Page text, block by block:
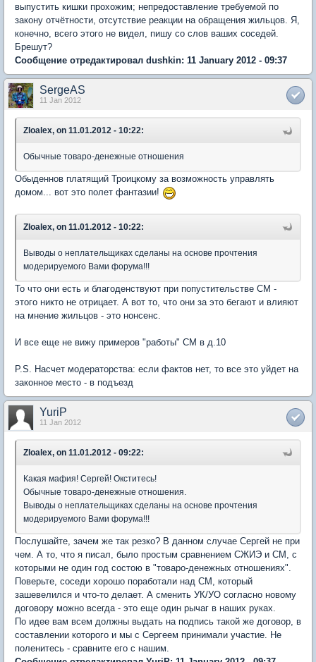
выпустить кишки прохожим; непредоставление требуемой по
закону отчётности, отсутствие реакции на обращения жильцов. Я,
конечно, всего этого не видел, пишу со слов ваших соседей.
Брешут?
Сообщение отредактировал dushkin: 11 January 2012 - 09:37
SergeAS
11 Jan 2012
Zloalex, on 11.01.2012 - 10:22:
Обычные товаро-денежные отношения
Обыденнов платящий Троицкому за возможность управлять
домом... вот это полет фантазии!
Zloalex, on 11.01.2012 - 10:22:
Выводы о неплательщиках сделаны на основе прочтения
модерируемого Вами форума!!!
То что они есть и благоденствуют при попустительстве СМ -
этого никто не отрицает. А вот то, что они за это бегают и влияют
на мнение жильцов - это нонсенс.
И все еще не вижу примеров "работы" СМ в д.10
P.S. Насчет модераторства: если фактов нет, то все это уйдет на
законное место - в подъезд
YuriP
11 Jan 2012
Zloalex, on 11.01.2012 - 09:22:
Какая мафия! Сергей! Окститесь!
Обычные товаро-денежные отношения.
Выводы о неплательщиках сделаны на основе прочтения
модерируемого Вами форума!!!
Послушайте, зачем же так резко? В данном случае Сергей не при
чем. А то, что я писал, было простым сравнением СЖИЭ и СМ, с
которыми не один год состою в "товаро-денежных отношениях".
Поверьте, соседи хорошо поработали над СМ, который
зашевелился и что-то делает. А сменить УК/УО согласно новому
договору можно всегда - это еще один рычаг в наших руках.
По идее вам всем должны выдать на подпись такой же договор, в
составлении которого и мы с Сергеем принимали участие. Не
поленитесь - сравните его с нашим.